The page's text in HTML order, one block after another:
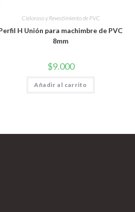
Cieloraso y Revestimiento de PVC
H Unión para machimbre de PVC
8mm
$9.000
Añadir al carrito